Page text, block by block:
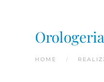
HOME